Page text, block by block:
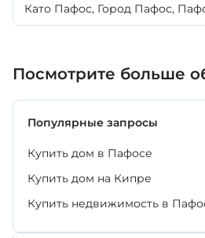
Като Пафос, Город Пафос,
Посмотрите больше
Популярные запросы
Купить дом в Пафосе
Купить дом на Кипре
Купить недвижимость в